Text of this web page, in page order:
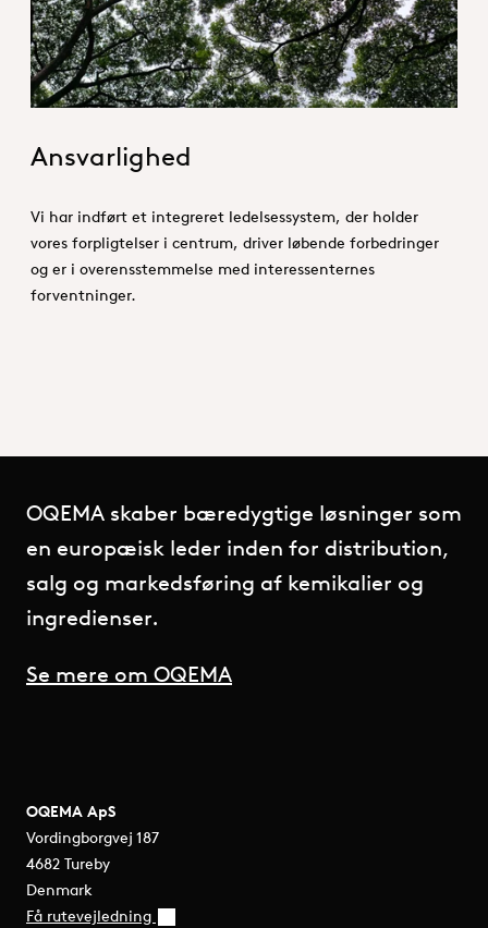
Ansvarlighed
Vi har indført et integreret ledelsessystem, der holder
vores forpligtelser i centrum, driver løbende forbedringer
og er i overensstemmelse med interessenternes
forventninger.
OQEMA skaber bæredygtige løsninger som
en europæisk leder inden for distribution,
salg og markedsføring af kemikalier og
ingredienser.
Se mere om OQEMA
OQEMA ApS
Vordingborgvej 187
4682 Tureby
Denmark
Få rutevejledning